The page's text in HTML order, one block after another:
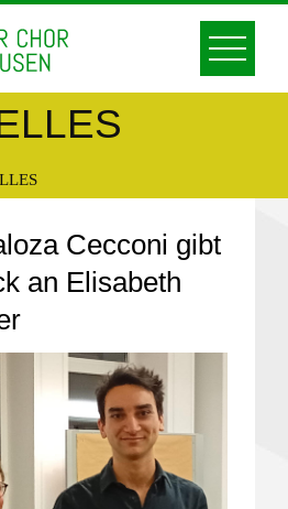
Cecconi gibt
an Elisabeth